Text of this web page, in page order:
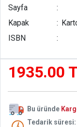
Sayfa
:
Kapak
:
ISBN
:
1935.00
Bu üründe
Tedarik süresi: